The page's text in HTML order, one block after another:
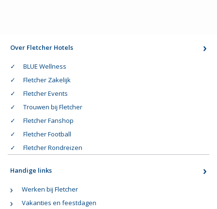
Over Fletcher Hotels
BLUE Wellness
Fletcher Zakelijk
Fletcher Events
Trouwen bij Fletcher
Fletcher Fanshop
Fletcher Football
Fletcher Rondreizen
Handige links
Werken bij Fletcher
Vakanties en feestdagen